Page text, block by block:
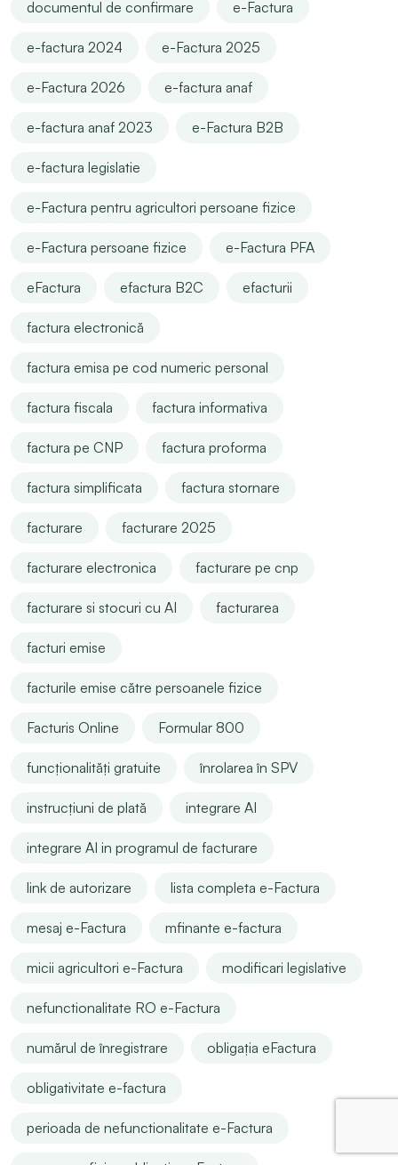
documentul de confirmare e-Factura
e-factura 2024 e-Factura 2025
e-Factura 2026 e-factura anaf
e-factura anaf 2023 e-Factura B2B
e-factura legislatie
e-Factura pentru agricultori persoane fizice
e-Factura persoane fizice e-Factura PFA
eFactura efactura B2C efacturii
factura electronică
factura emisa pe cod numeric personal
factura fiscala factura informativa
factura pe CNP factura proforma
factura simplificata factura stornare
facturare facturare 2025
facturare electronica facturare pe cnp
facturare si stocuri cu AI facturarea
facturi emise
facturile emise către persoanele fizice
Facturis Online Formular 800
funcționalități gratuite înrolarea în SPV
instrucțiuni de plată integrare AI
integrare AI in programul de facturare
link de autorizare lista completa e-Factura
mesaj e-Factura mfinante e-factura
micii agricultori e-Factura modificari legislative
nefunctionalitate RO e-Factura
numărul de înregistrare obligația eFactura
obligativitate e-factura
perioada de nefunctionalitate e-Factura